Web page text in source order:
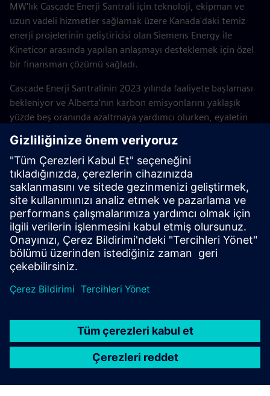
MW'lık Cascade Enerji Santrali için teknoloji, ekipman ve
uzun vadeli hizmetler sağlamak üzere Kanada'daki temiz
enerji projelerinin geliştiricisi olan Siemens Energy ile
Kineticor arasında yapılan anlaşmayı desteklemek için özel
bir finansman çözümü sağladı.
Cascade Enerji Santralinin 2023 yılında faaliyete başlaması
bekleniyor ve Alberta'nın karbon emisyonlarını yaklaşık
yüzde beş oranında azaltmaya yardımcı olurken, eyaletin
derece etkili elektrik sağlayacaktır. Bu proje, Aralık 2029'a
kadar kömür yakıtlı elektriğin kaldırılması yoluyla
Kanada'nın karbonsuzlaştırma hedeflerine ulaşmasına
yardımcı olmakla kalmıyor, aynı zamanda doğrudan
Siemens'in sürdürülebilir kalkınma girişimlerine de dahil
oluyor.
Yazan: Anthony Casciano, CEO, SFS, Inc.